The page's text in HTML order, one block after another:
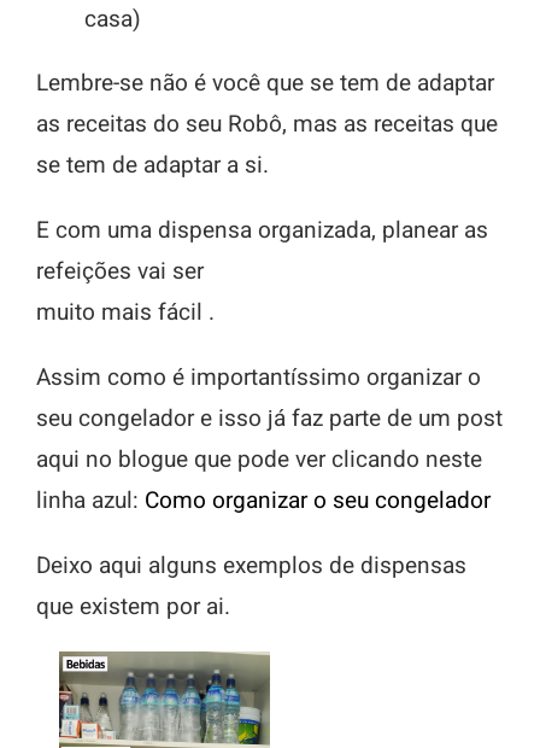
casa)
Lembre-se não é você que se tem de adaptar
as receitas do seu Robô, mas as receitas que
se tem de adaptar a si.
E com uma dispensa organizada, planear as
refeições vai ser
muito mais fácil .
Assim como é importantíssimo organizar o
seu congelador e isso já faz parte de um post
aqui no blogue que pode ver clicando neste
linha azul: Como organizar o seu congelador
Deixo aqui alguns exemplos de dispensas
que existem por ai.